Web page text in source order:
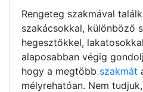
Rengeteg szakmával
szakácsokkal, különböző
hegesztőkkel,
alaposabban végig
hogy a megtöbb szakmát
mélyrehatóan. Nem